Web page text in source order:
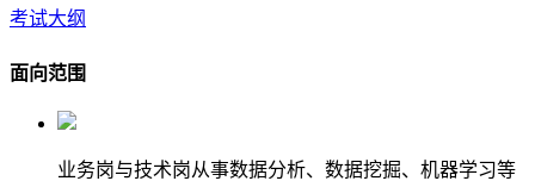
考试大纲
面向范围
业务岗与技术岗从事数据分析、数据挖掘、机器学习等